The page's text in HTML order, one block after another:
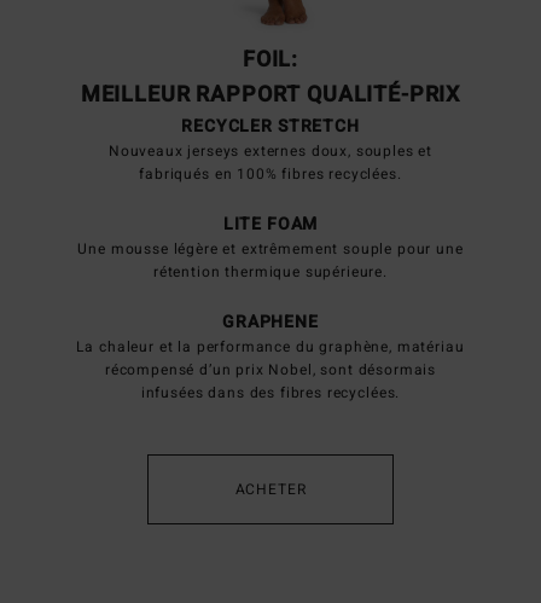
FOIL:
MEILLEUR RAPPORT QUALITÉ-PRIX
RECYCLER STRETCH
Nouveaux jerseys externes doux, souples et
fabriqués en 100% fibres recyclées.
LITE FOAM
Une mousse légère et extrêmement souple pour une
rétention thermique supérieure.
GRAPHENE
La chaleur et la performance du graphène, matériau
récompensé d’un prix Nobel, sont désormais
infusées dans des fibres recyclées.
ACHETER